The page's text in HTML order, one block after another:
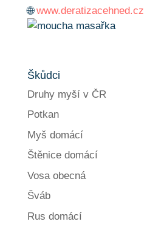
🌐www.deratizacehned.cz
Škůdci
Druhy myší v ČR
Potkan
Myš domácí
Štěnice domácí
Vosa obecná
Šváb
Rus domácí